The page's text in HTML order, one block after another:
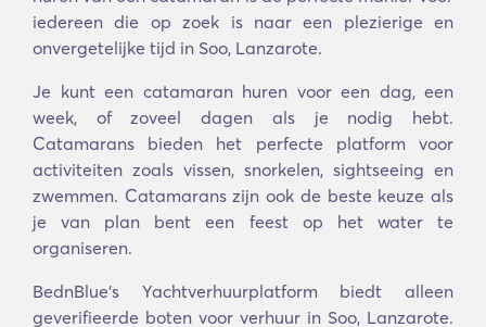
iedereen die op zoek is naar een plezierige en
onvergetelijke tijd in Soo, Lanzarote.
Je kunt een catamaran huren voor een dag, een
week, of zoveel dagen als je nodig hebt.
Catamarans bieden het perfecte platform voor
activiteiten zoals vissen, snorkelen, sightseeing en
zwemmen. Catamarans zijn ook de beste keuze als
je van plan bent een feest op het water te
organiseren.
BednBlue's Yachtverhuurplatform biedt alleen
geverifieerde boten voor verhuur in Soo, Lanzarote.